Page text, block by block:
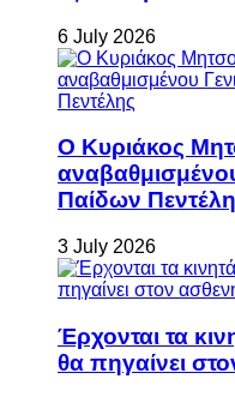
6 July 2026
Ο Κυριάκος
Παίδων
3 July 2026
Έρχονται τα
θα πηγαίνει